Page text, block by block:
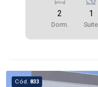
2
Dorm.
1
Suite
Cód. 833